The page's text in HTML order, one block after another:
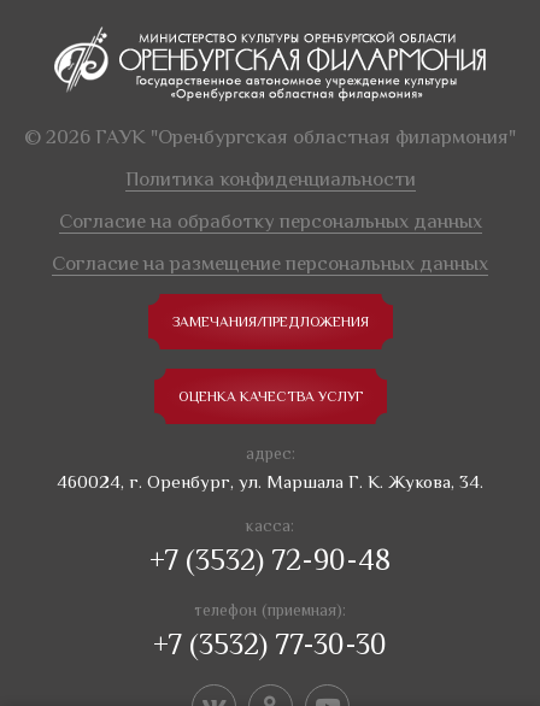
© 2026 ГАУК "Оренбургская областная филармония"
Политика конфиденциальности
Согласие на обработку персональных данных
Согласие на размещение персональных данных
ЗАМЕЧАНИЯ/ПРЕДЛОЖЕНИЯ
ОЦЕНКА КАЧЕСТВА УСЛУГ
адрес:
460024, г. Оренбург, ул. Маршала Г. К. Жукова, 34.
касса:
+7 (3532) 72-90-48
телефон (приемная):
+7 (3532) 77-30-30